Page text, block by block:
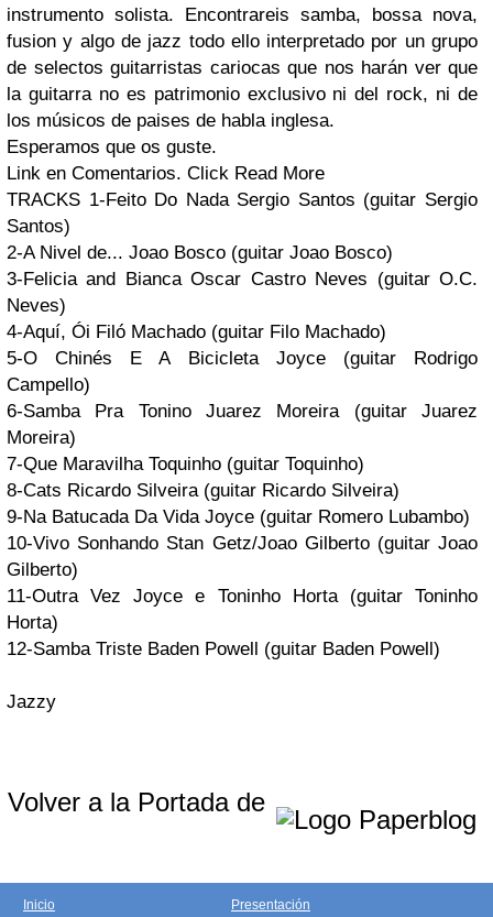
instrumento solista. Encontrareis samba, bossa nova,
fusion y algo de jazz todo ello interpretado por un grupo
de selectos guitarristas cariocas que nos harán ver que
la guitarra no es patrimonio exclusivo ni del rock, ni de
los músicos de paises de habla inglesa.
Esperamos que os guste.
Link en Comentarios. Click Read More
TRACKS 1-Feito Do Nada Sergio Santos (guitar Sergio
Santos)
2-A Nivel de... Joao Bosco (guitar Joao Bosco)
3-Felicia and Bianca Oscar Castro Neves (guitarO.C.
Neves)
4-Aquí, Ói Filó Machado (guitar Filo Machado)
5-O Chinés E A Bicicleta
Joyce(guitar Rodrigo
Campello)
6-Samba Pra Tonino Juarez Moreira(guitarJuarez
Moreira)
7-Que Maravilha Toquinho (guitar Toquinho)
8-Cats Ricardo Silveira(guitar Ricardo Silveira)
9-Na Batucada Da Vida Joyce (guitar Romero Lubambo)
10-Vivo Sonhando Stan Getz/Joao Gilberto(guitarJoao
Gilberto)
11-Outra VezJoyce e Toninho Horta(guitarToninho
Horta)
12-Samba Triste Baden Powell (guitar Baden Powell)
Jazzy
Volver a la Portada de
Inicio Presentación